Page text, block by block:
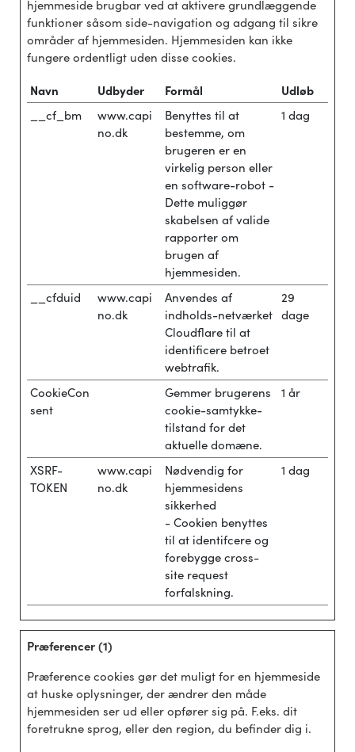
hjemmeside brugbar ved at aktivere grundlæggende
funktioner såsom side-navigation og adgang til sikre
områder af hjemmesiden. Hjemmesiden kan ikke
fungere ordentligt uden disse cookies.
Navn
Udbyder Formål
Udløb
__cf_bm
www.capi
no.dk
Benyttes til at
bestemme, om
brugeren er en
virkelig person eller
en software-robot -
Dette muliggør
skabelsen af valide
rapporter om
brugen af
hjemmesiden.
1 dag
__cfduid
www.capi
no.dk
Anvendes af
indholds-netværket
Cloudflare til at
identificere betroet
webtrafik.
29
dage
CookieCon
sent
Gemmer brugerens
cookie-samtykke-
tilstand for det
aktuelle domæne.
1 år
XSRF-
TOKEN
www.capi
no.dk
Nødvendig for
hjemmesidens
sikkerhed
- Cookien benyttes
til at identifcere og
forebygge cross-
site request
forfalskning.
1 dag
Præferencer (1)
Præference cookies gør det muligt for en hjemmeside
at huske oplysninger, der ændrer den måde
hjemmesiden ser ud eller opfører sig på. F.eks. dit
foretrukne sprog, eller den region, du befinder dig i.